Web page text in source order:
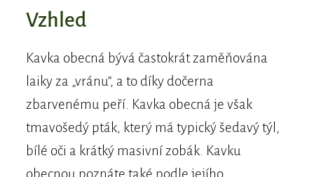
Vzhled
Kavka obecná bývá častokrát zaměňována
laiky za „vránu“, a to díky dočerna
zbarvenému peří. Kavka obecná je však
tmavošedý pták, který má typický šedavý týl,
bílé oči a krátký masivní zobák. Kavku
obecnou poznáte také podle jejího